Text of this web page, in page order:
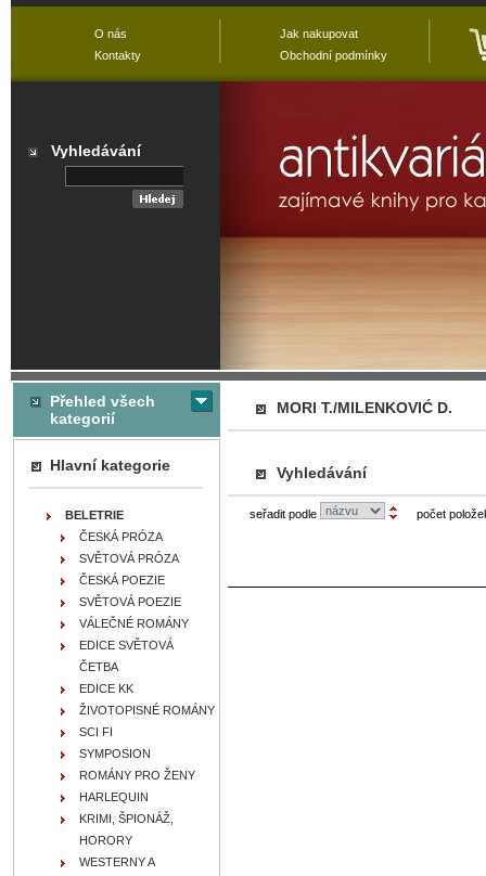
MORI T./MILENKOVIĆ D.
Vyhledávání
seřadit podle počet
Přehled všech
kategorií
Hlavní kategorie
BELETRIE
ČESKÁ PRÓZA
SVĚTOVÁ PRÓZA
ČESKÁ POEZIE
SVĚTOVÁ POEZIE
VÁLEČNÉ ROMÁNY
EDICE SVĚTOVÁ
ČETBA
EDICE KK
ŽIVOTOPISNÉ ROMÁNY
SCI FI
SYMPOSION
ROMÁNY PRO ŽENY
HARLEQUIN
KRIMI, ŠPIONÁŽ,
HORORY
WESTERNY A
O nás
Kontakty
Jak nakupovat
Obchodní podmínky
Vyhledávání